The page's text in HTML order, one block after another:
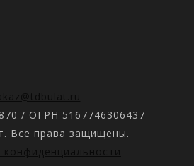
/ ОГРН 5167746306437
Все права защищены.